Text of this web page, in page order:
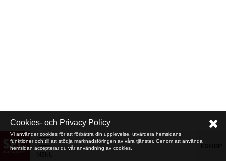
Cookies- och Privacy Policy
Vi använder cookies för att förbättra din upplevelse, utvärdera hemsidans
funktioner och till att stödja marknadsföringen av våra tjänster. Genom att använda
hemsidan accepterar du vår användning av cookies.